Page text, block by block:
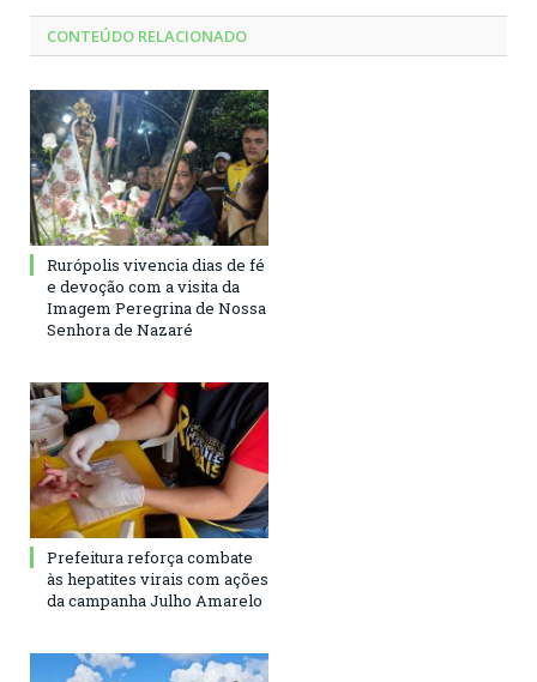
CONTEÚDO RELACIONADO
Rurópolis vivencia dias de fé
e devoção com a visita da
Imagem Peregrina de Nossa
Senhora de Nazaré
Prefeitura reforça combate
às hepatites virais com ações
da campanha Julho Amarelo